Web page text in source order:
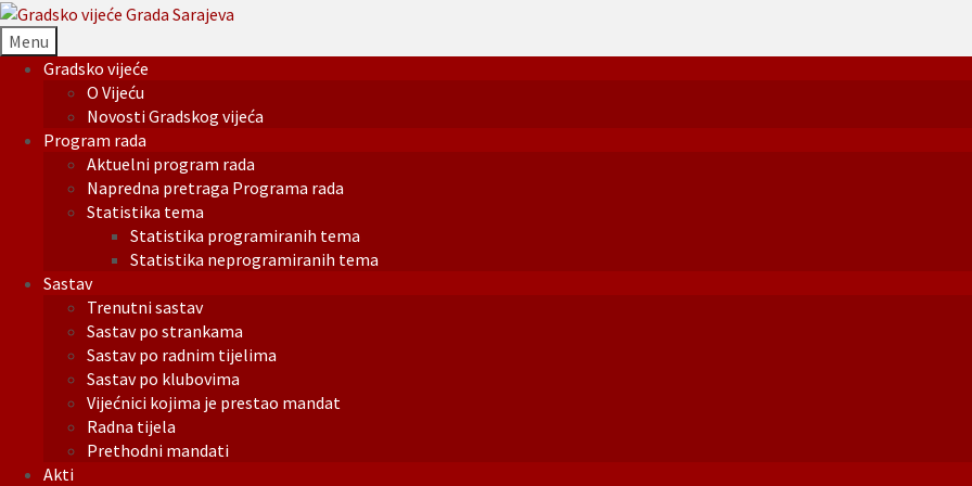
Menu
Gradsko vijeće
O Vijeću
Novosti Gradskog vijeća
Program rada
Aktuelni program rada
Napredna pretraga Programa rada
Statistika tema
Statistika programiranih tema
Statistika neprogramiranih tema
Sastav
Trenutni sastav
Sastav po strankama
Sastav po radnim tijelima
Sastav po klubovima
Vijećnici kojima je prestao mandat
Radna tijela
Prethodni mandati
Akti